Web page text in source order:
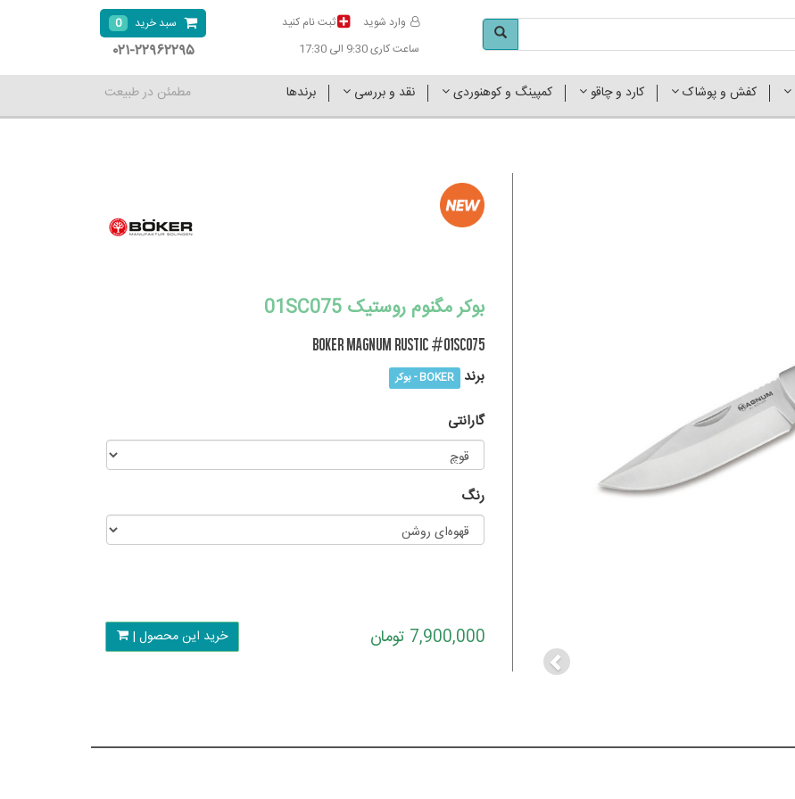
وارد شوید
ثبت نام کنید
ساعت کاری 9:30 الی 17:30
سبد خرید 0
۰۲۱-۲۲۹۶۲۲۹۵
کفش و پوشاک کارد و چاقو کمپینگ و کوهنوردی نقد و بررسی برندها مطمئن در طبیعت
بوکر مگنوم روستیک 01SC075
BOKER MAGNUM Rustic #01SC075
برند BOKER - بوکر
گارانتی
رنگ
7,900,000 تومان خرید این محصول |